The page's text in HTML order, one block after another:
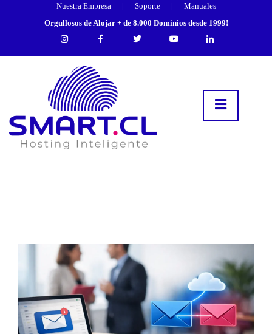
Nuestra Empresa | Soporte |
Manuales
Orgullosos de Alojar + de 8.000 Dominios desde 1999!